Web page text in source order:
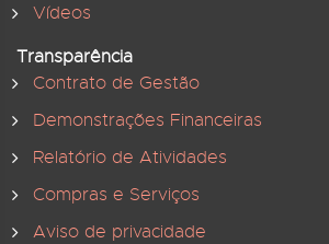
Vídeos
Transparência
Contrato de Gestão
Demonstrações Financeiras
Relatório de Atividades
Compras e Serviços
Aviso de privacidade